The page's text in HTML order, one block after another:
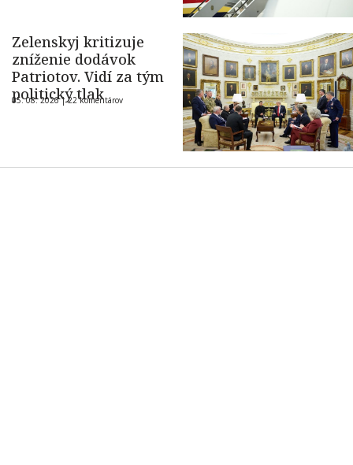
Zelenskyj kritizuje
zníženie dodávok
Patriotov. Vidí za tým
politický tlak
05. 08. 2026 |22 komentárov